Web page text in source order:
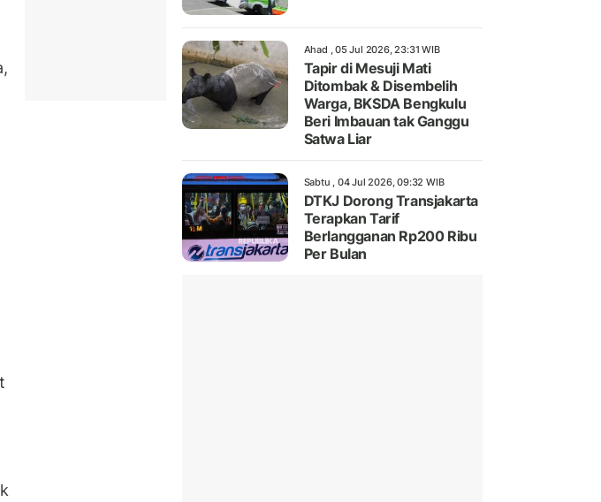
Ahad , 05 Jul 2026, 23:31 WIB
Tapir di Mesuji Mati
Ditombak & Disembelih
Warga, BKSDA Bengkulu
Beri Imbauan tak Ganggu
Satwa Liar
Sabtu , 04 Jul 2026, 09:32 WIB
DTKJ Dorong Transjakarta
Terapkan Tarif
Berlangganan Rp200 Ribu
Per Bulan